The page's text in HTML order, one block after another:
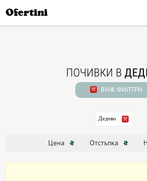
Ofertini
ПОЧИВКИ В
ВИЖ ФИЛТРИ
Дедево
Цена Отстъпка